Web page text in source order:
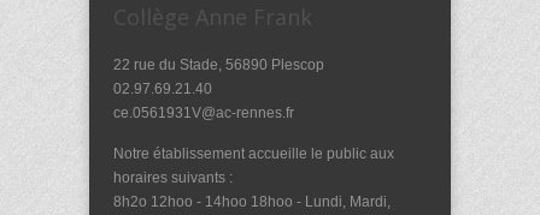
Collège Anne Frank
22 rue du Stade, 56890 Plescop
02.97.69.21.40
ce.0561931V@ac-rennes.fr
Notre établissement accueille le public aux
horaires suivants :
8h2o 12hoo - 14hoo 18hoo - Lundi, Mardi,